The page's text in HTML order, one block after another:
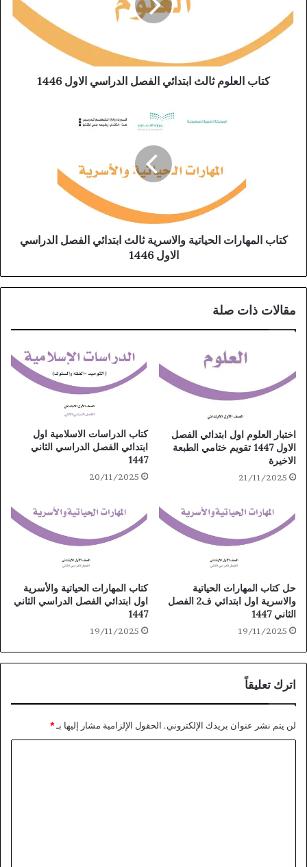
كتاب العلوم ثالث ابتدائي الفصل الدراسي الاول 1446
كتاب المهارات الحياتية والاسرية ثالث ابتدائي الفصل الدراسي
الاول 1446
مقالات ذات صلة
اختبار العلوم اول ابتدائي الفصل
الاول 1447 تقويم ختامي الطبعة
الاخيرة
21/11/2025
كتاب الدراسات الاسلامية اول
ابتدائي الفصل الدراسي الثاني
1447
20/11/2025
حل كتاب المهارات الحياتية
والاسرية اول ابتدائي ف2 الفصل
الثاني 1447
19/11/2025
كتاب المهارات الحياتية والأسرية
اول ابتدائي الفصل الدراسي الثاني
1447
19/11/2025
اترك تعليقاً
لن يتم نشر عنوان بريدك الإلكتروني. الحقول الإلزامية مشار إليها بـ*